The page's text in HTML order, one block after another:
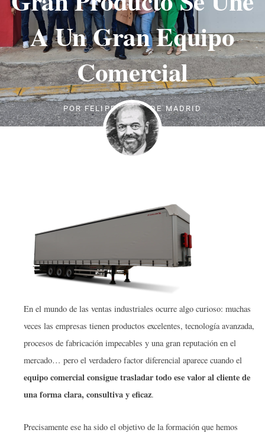
A Un Gran Equipo
Comercial
PORFELIPE PEREZ DE MADRID
En el mundo de las ventas industriales ocurre algo curioso: muchas
veces las empresas tienen productos excelentes, tecnología avanzada,
procesos de fabricación impecables y una gran reputación en el
mercado… pero el verdadero factor diferencial aparece cuando el
equipo comercial consigue trasladar todo ese valor al cliente de
una forma clara, consultiva y eficaz.
Precisamente ese ha sido el objetivo de la formación que hemos